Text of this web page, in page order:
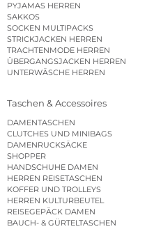
PYJAMAS HERREN
SAKKOS
SOCKEN MULTIPACKS
STRICKJACKEN HERREN
TRACHTENMODE HERREN
ÜBERGANGSJACKEN HERREN
UNTERWÄSCHE HERREN
Taschen & Accessoires
DAMENTASCHEN
CLUTCHES UND MINIBAGS
DAMENRUCKSÄCKE
SHOPPER
HANDSCHUHE DAMEN
HERREN REISETASCHEN
KOFFER UND TROLLEYS
HERREN KULTURBEUTEL
REISEGEPÄCK DAMEN
BAUCH- & GÜRTELTASCHEN